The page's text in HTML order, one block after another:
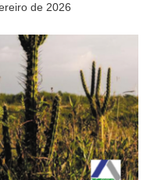
de 2026